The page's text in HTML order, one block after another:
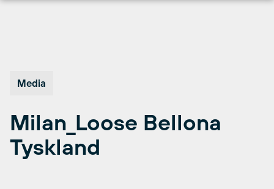
Media
Milan_Loose Bellona
Tyskland